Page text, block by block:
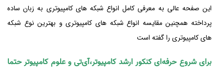
این صفحه عالی به معرفی کامل انواع شبکه های کامپیوتری به زبان ساده
پرداخته همچنین مقایسه انواع شبکه های کامپیوتری و بهترین نوع شبکه
های کامپیوتری را گفته است
برای شروع حرفه‌ای کنکور ارشد کامپیوتر،آی‌تی و علوم کامپیوتر حتما